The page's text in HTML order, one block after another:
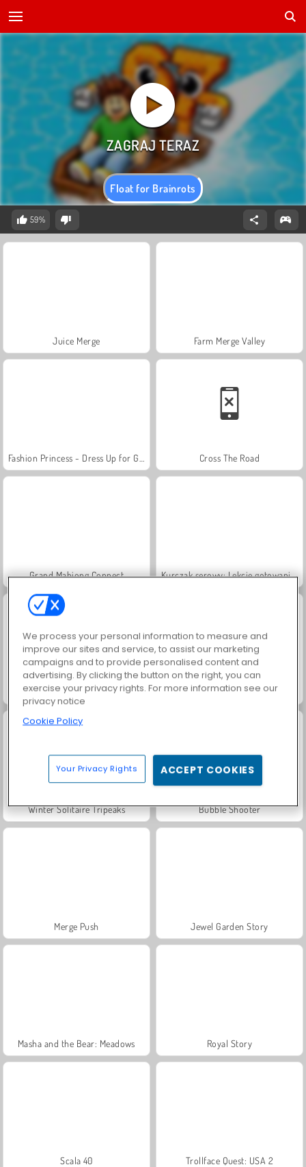
Float for Brainrots
59%
Juice Merge Farm Merge Valley
Cross The Road
Grand Mahjong Connect Kurczak serowy: Lekcje gotowania z Sarą
VEX Challenges Free Hoops
Winter Solitaire Tripeaks Bubble Shooter
Merge Push Jewel Garden Story
Masha and the Bear: Meadows Royal Story
Scala 40 Trollface Quest: USA 2
We process your personal information to measure and
improve our sites and service, to assist our marketing
campaigns and to provide personalised content and
advertising. By clicking the button on the right, you can
exercise your privacy rights. For more information see our
privacy notice
Cookie Policy
Your Privacy Rights ACCEPT COOKIES